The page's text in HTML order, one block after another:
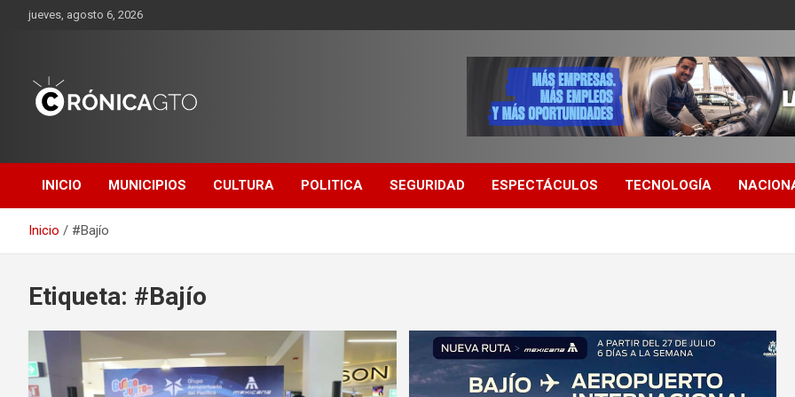
Saltarjueves, agosto 6, 2026
GUANAJUATO
INICIO MUNICIPIOS CULTURA POLITICA SEGURIDAD ESPECTÁCULOS TECNOLOGÍA
Inicio #Bajío
Etiqueta: #Bajío